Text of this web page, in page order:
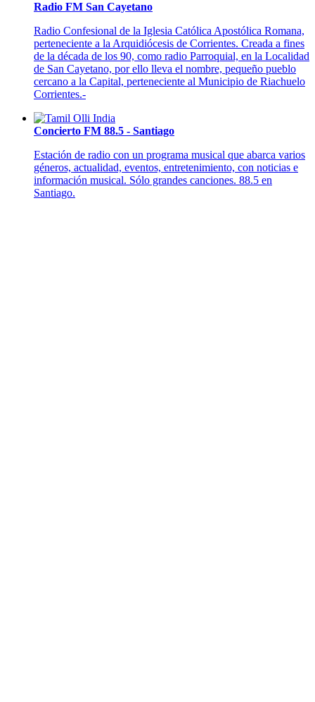
Radio FM San Cayetano
Radio Confesional de la Iglesia Católica Apostólica Romana,
perteneciente a la Arquidiócesis de Corrientes. Creada a fines
de la década de los 90, como radio Parroquial, en la Localidad
de San Cayetano, por ello lleva el nombre, pequeño pueblo
cercano a la Capital, perteneciente al Municipio de Riachuelo
Corrientes.-
Concierto FM 88.5 - Santiago
Estación de radio con un programa musical que abarca varios
géneros, actualidad, eventos, entretenimiento, con noticias e
información musical. Sólo grandes canciones. 88.5 en
Santiago.